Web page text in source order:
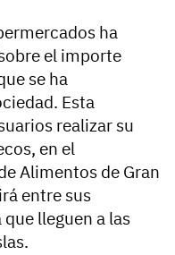
ha
el importe
se ha
Esta
realizar su
en el
Alimentos de Gran
entre sus
lleguen a las